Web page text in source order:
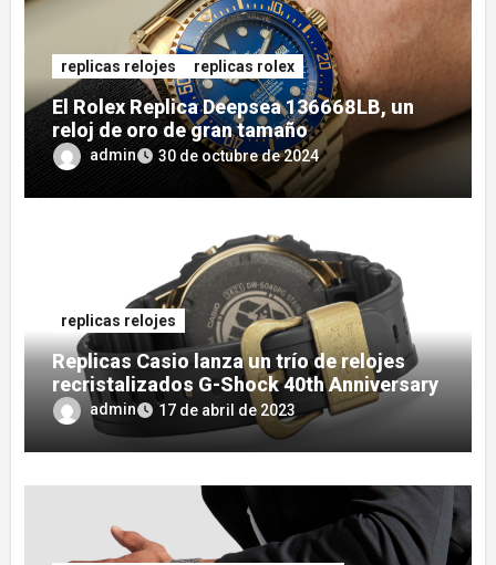
replicas relojes replicas rolex
El Rolex Replica Deepsea 136668LB, un
reloj de oro de gran tamaño
admin 30 de octubre de 2024
replicas relojes
Replicas Casio lanza un trío de relojes
recristalizados G-Shock 40th Anniversary
admin 17 de abril de 2023